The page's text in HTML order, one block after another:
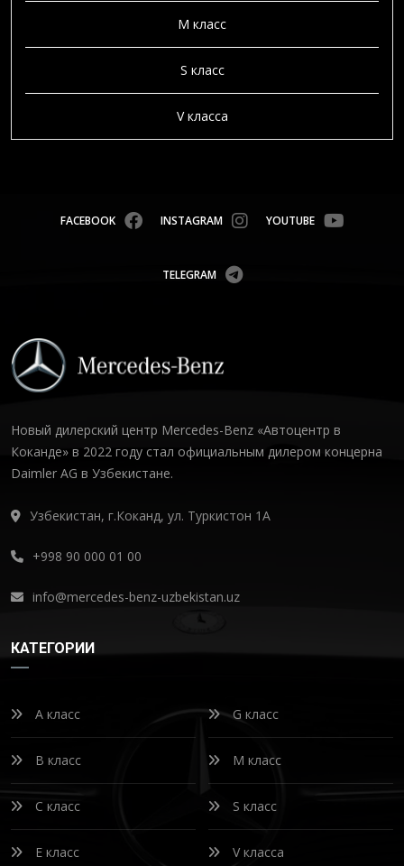
M класс
S класс
V класса
FACEBOOK INSTAGRAM YOUTUBE
TELEGRAM
Новый дилерский центр Mercedes-Benz «Автоцентр в
Коканде» в 2022 году стал официальным дилером концерна
Daimler AG в Узбекистане.
Узбекистан, г.Коканд, ул. Туркистон 1А
+998 90 000 01 00
info@mercedes-benz-uzbekistan.uz
КАТЕГОРИИ
A класс
B класс
C класс
E класс
G класс
M класс
S класс
V класса